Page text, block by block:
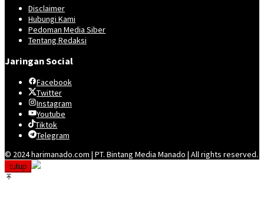
Disclaimer
Hubungi Kami
Pedoman Media Siber
Tentang Redaksi
Jaringan Social
Facebook
Twitter
Instagram
Youtube
Tiktok
Telegram
© 2024 harimanado.com | PT. Bintang Media Manado | All rights reserved.
tutup